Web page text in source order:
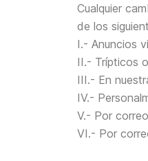
Cualquier
de los
I.- Anuncios
II.- Trípticos
III.- En
IV.-
V.- Por
VI.- Por